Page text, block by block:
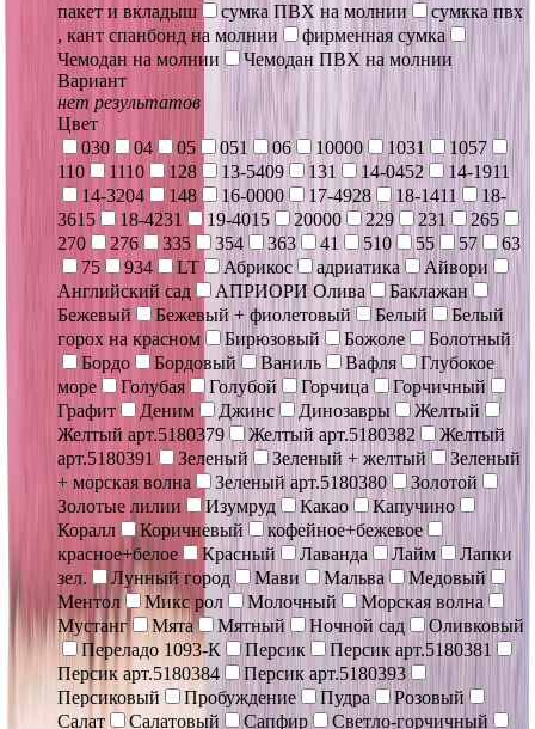
пакет и вкладыш
сумка ПВХ на молнии
сумкка пвх
, кант спанбонд на молнии
фирменная сумка
Чемодан на молнии
Чемодан ПВХ на молнии
Вариант
нет результатов
Цвет
030
04 05 051 06 10000 1031
1057
110
1110 128 13-5409 131 14-0452
14-1911
14-3204
148 16-0000 17-4928 18-1411
18-
3615
18-4231 19-4015 20000 229 231
265
270
276 335 354 363 41 510 55 57
63
75
934 LT Абрикос адриатика
Айвори
Английский сад
АПРИОРИ Олива
Баклажан
Бежевый
Бежевый + фиолетовый Белый
Белый
горох на красном
Бирюзовый Божоле
Болотный
Бордо
Бордовый Ваниль Вафля
Глубокое
море
Голубая Голубой Горчица
Горчичный
Графит
Деним Джинс Динозавры
Желтый
Желтый арт.5180379
Желтый арт.5180382
Желтый
арт.5180391
Зеленый Зеленый + желтый
Зеленый
+ морская волна
Зеленый арт.5180380
Золотой
Золотые лилии
Изумруд Какао
Капучино
Коралл
Коричневый
кофейное+бежевое
красное+белое
Красный Лаванда Лайм
Лапки
зел.
Лунный город Мави Мальва
Медовый
Ментол
Микс рол Молочный
Морская волна
Мустанг
Мята Мятный Ночной сад
Оливковый
Переладо 1093-К
Персик
Персик арт.5180381
Персик арт.5180384
Персик арт.5180393
Персиковый
Пробуждение Пудра
Розовый
Салат
Салатовый Сапфир
Светло-горчичный